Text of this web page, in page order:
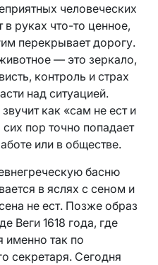
человеческих
в руках что-то ценное,
перекрывает дорогу.
— это зеркало,
контроль и страх
над ситуацией.
как «сам не ест и
пор точно попадает
или в обществе.
басню
в яслях с сеном и
не ест. Позже образ
Веги 1618 года, где
именно так по
секретаря. Сегодня